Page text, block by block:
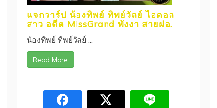
แจกวาร์ป น้องทิพย์ ทิพย์วัลย์ ไอดอล
สาว อดีต MissGrand พังงา สายฝอ.
น้องทิพย์ ทิพย์วัลย์ ...
Read More